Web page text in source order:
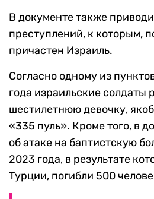
В документе также
преступлений, к которым,
причастен Израиль.
Согласно одному из
года израильские солдаты
шестилетнюю девочку,
«335 пуль». Кроме того, в
об атаке на баптистскую
2023 года, в результате
Турции, погибли 500